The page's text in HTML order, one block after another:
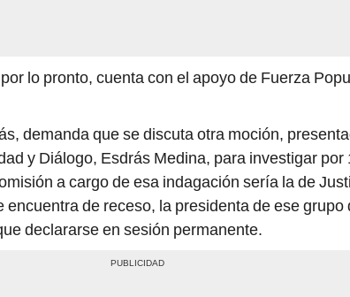
y Diálogo, Esdrás Medina, para investigar por
a cargo de esa indagación sería la de
encuentra de receso, la presidenta de ese grupo
declararse en sesión permanente.